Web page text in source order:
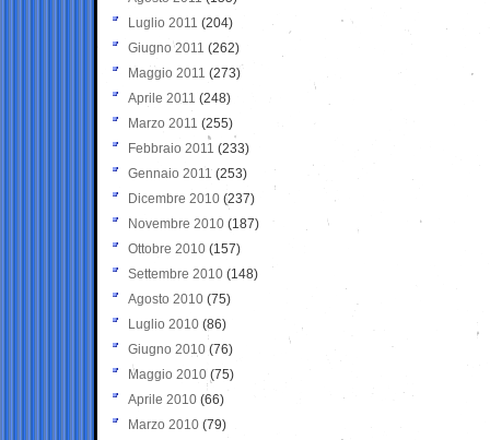
Luglio 2011 (204)
Giugno 2011 (262)
Maggio 2011 (273)
Aprile 2011 (248)
Marzo 2011 (255)
Febbraio 2011 (233)
Gennaio 2011 (253)
Dicembre 2010 (237)
Novembre 2010 (187)
Ottobre 2010 (157)
Settembre 2010 (148)
Agosto 2010 (75)
Luglio 2010 (86)
Giugno 2010 (76)
Maggio 2010 (75)
Aprile 2010 (66)
Marzo 2010 (79)